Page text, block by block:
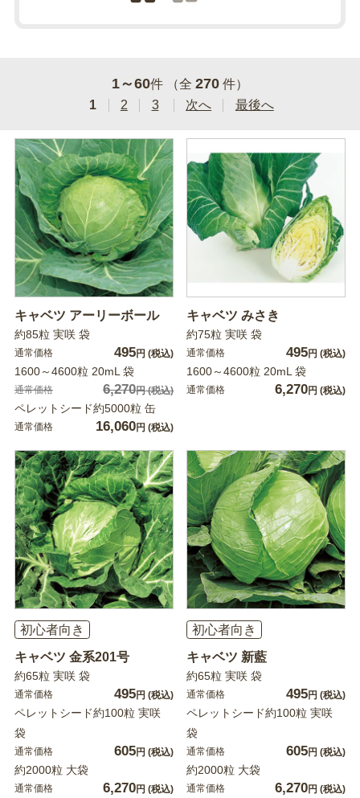
1～60件 （全 270 件）
1
2 3 次へ 最後へ
キャベツ アーリーボール
約85粒 実咲 袋
通常価格 495円 (税込)
1600～4600粒 20mL 袋
通常価格 6,270円(税込)
ペレットシード約5000粒 缶
通常価格 16,060円 (税込)
キャベツ みさき
約75粒 実咲 袋
通常価格 495円 (税込)
1600～4600粒 20mL 袋
通常価格 6,270円 (税込)
初心者向き
キャベツ 金系201号
約65粒 実咲 袋
通常価格 495円 (税込)
ペレットシード約100粒 実咲
袋
通常価格 605円 (税込)
約2000粒 大袋
通常価格 6,270円 (税込)
初心者向き
キャベツ 新藍
約65粒 実咲 袋
通常価格 495円 (税込)
ペレットシード約100粒 実咲
袋
通常価格 605円 (税込)
約2000粒 大袋
通常価格 6,270円 (税込)